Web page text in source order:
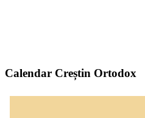
Calendar Creștin Ortodox